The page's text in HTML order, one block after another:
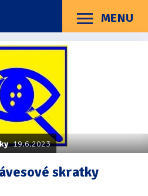
MENU
Kontakt
19.6.2023
skratky